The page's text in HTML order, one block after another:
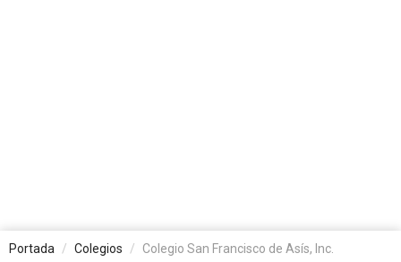
Portada Colegios Colegio San Francisco de Asís, Inc.